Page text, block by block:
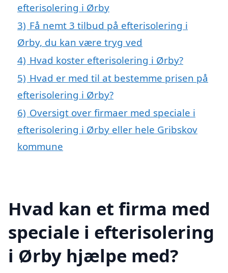
efterisolering i Ørby
3) Få nemt 3 tilbud på efterisolering i
Ørby, du kan være tryg ved
4) Hvad koster efterisolering i Ørby?
5) Hvad er med til at bestemme prisen på
efterisolering i Ørby?
6) Oversigt over firmaer med speciale i
efterisolering i Ørby eller hele Gribskov
kommune
Hvad kan et firma med
speciale i efterisolering
i Ørby hjælpe med?